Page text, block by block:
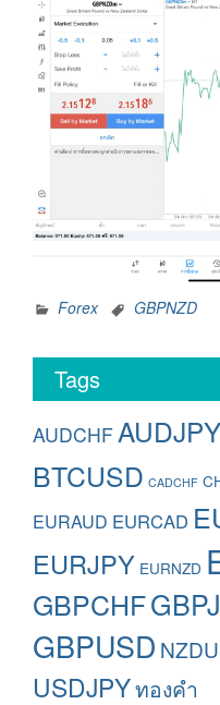
Forex GBPNZD
Tags
AUDCHF AUDJPY
BTCUSD CADCHF
EURAUD EURCAD
EURJPY EURNZD
GBPCHF
GBPUSD
USDJPYทองคำ